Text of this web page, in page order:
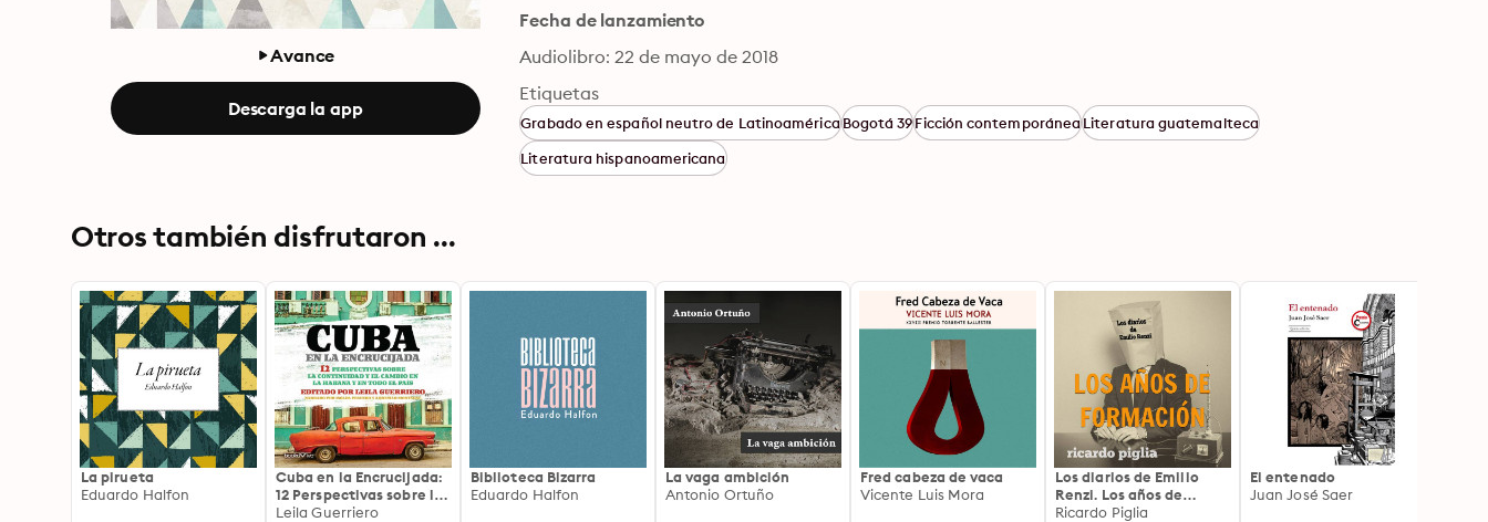
Avance
Descarga la app
Fecha de lanzamiento
Audiolibro: 22 de mayo de 2018
Etiquetas
Grabado en español neutro de LatinoaméricaBogotá 39Ficción contemporáneaLiteratura guatemalteca
Literatura hispanoamericana
Otros también disfrutaron ...
La pirueta
Eduardo Halfon
Cuba en la Encrucijada:
12 Perspectivas sobre la
continuidad y el cambio
Leila Guerriero
Biblioteca Bizarra
Eduardo Halfon
La vaga ambición
Antonio Ortuño
Fred cabeza de vaca
Vicente Luis Mora
Los diarios de Emilio
Renzi. Los años de
formación
Ricardo Piglia
El entenado
Juan José Saer